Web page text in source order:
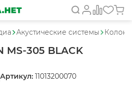
Акустические системы
305 BLACK
Артикул: 11013200070